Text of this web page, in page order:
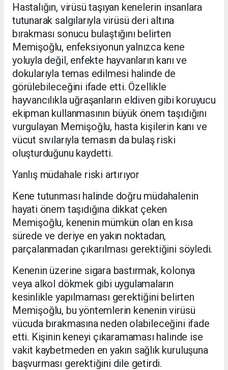
Hastalığın, virüsü taşıyan kenelerin insanlara
tutunarak salgılarıyla virüsü deri altına
bırakması sonucu bulaştığını belirten
Memişoğlu, enfeksiyonun yalnızca kene
yoluyla değil, enfekte hayvanların kanı ve
dokularıyla temas edilmesi halinde de
görülebileceğini ifade etti. Özellikle
hayvancılıkla uğraşanların eldiven gibi koruyucu
ekipman kullanmasının büyük önem taşıdığını
vurgulayan Memişoğlu, hasta kişilerin kanı ve
vücut sıvılarıyla temasın da bulaş riski
oluşturduğunu kaydetti.
Yanlış müdahale riski artırıyor
Kene tutunması halinde doğru müdahalenin
hayati önem taşıdığına dikkat çeken
Memişoğlu, kenenin mümkün olan en kısa
sürede ve deriye en yakın noktadan,
parçalanmadan çıkarılması gerektiğini söyledi.
Kenenin üzerine sigara bastırmak, kolonya
veya alkol dökmek gibi uygulamaların
kesinlikle yapılmaması gerektiğini belirten
Memişoğlu, bu yöntemlerin kenenin virüsü
vücuda bırakmasına neden olabileceğini ifade
etti. Kişinin keneyi çıkaramaması halinde ise
vakit kaybetmeden en yakın sağlık kuruluşuna
başvurması gerektiğini dile getirdi.